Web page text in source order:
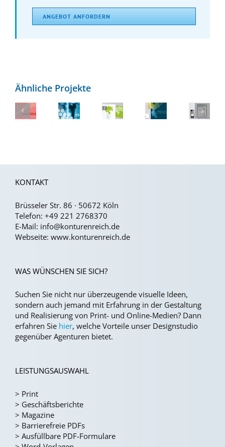
ANGEBOT ANFORDERN
Ähnliche Projekte
Tantona:
Flexible
Corporate
Design
Logo
Implementierung
Media
Grafiken
KONTAKT
Brüsseler Str. 86 · 50672 Köln
Telefon: +49 221 2768370
E-Mail: info@konturenreich.de
Webseite: www.konturenreich.de
WAS WÜNSCHEN SIE SICH?
Suchen Sie nicht nur überzeugende visuelle Ideen,
sondern auch jemand mit Erfahrung in der Gestaltung
und Realisierung von Print- und Online-Medien? Dann
erfahren Sie hier, welche Vorteile unser Designstudio
gegenüber Agenturen bietet.
LEISTUNGSAUSWAHL
> Print
> Geschäftsberichte
> Magazine
> Barrierefreie PDFs
> Ausfüllbare PDF-Formulare